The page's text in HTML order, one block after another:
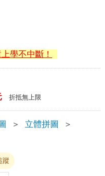
學不中斷！
折抵無上限
＞ 立體拼圖
＞
蹤